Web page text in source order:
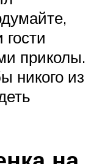
приколы.
никого из